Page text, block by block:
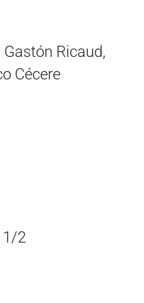
Ricaud,
Cécere
1/2